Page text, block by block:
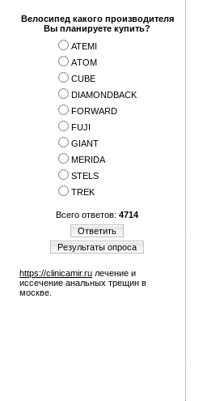
Велосипед какого производителя
Вы планируете купить?
ATEMI
АTOM
CUBE
DIAMONDBACK
FORWARD
FUJI
GIANT
MERIDA
STELS
TREK
Всего ответов: 4714
Ответить
Результаты опроса
https://clinicamir.ru лечение и
иссечение анальных трещин в
москве.